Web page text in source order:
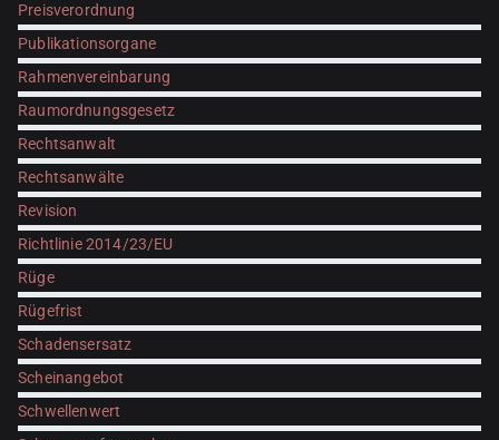
Preisverordnung
Publikationsorgane
Rahmenvereinbarung
Raumordnungsgesetz
Rechtsanwalt
Rechtsanwälte
Revision
Richtlinie 2014/23/EU
Rüge
Rügefrist
Schadensersatz
Scheinangebot
Schwellenwert